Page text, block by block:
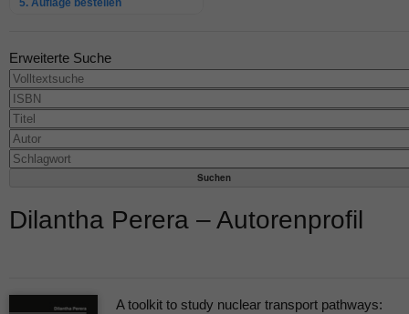
5. Auflage bestellen
Erweiterte Suche
Dilantha Perera – Autorenprofil
A toolkit to study nuclear transport pathways: